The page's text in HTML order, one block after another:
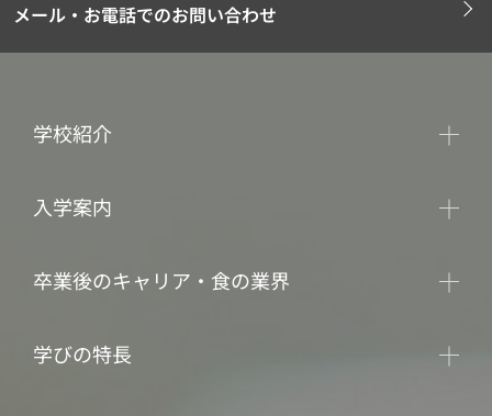
メール・お電話でのお問い合わせ
学校紹介
入学案内
卒業後のキャリア・食の業界
学びの特長